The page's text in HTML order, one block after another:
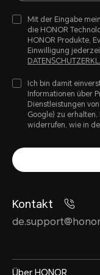
Mit der Eingabe
die HONOR
HONOR Produkte,
Einwilligung
Ich bin damit
Informationen über
Dienstleistungen
Google) zu
widerrufen, wie in
Kontakt
Über HONOR